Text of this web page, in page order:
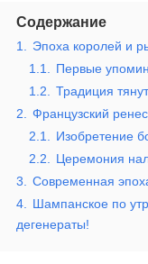
Содержание
1.
Эпоха королей и
1.1.
Первые
1.2.
Традиция
2.
Французский
2.1.
Изобретение
2.2.
Церемония
3.
Современная
4.
Шампанское по
дегенераты!